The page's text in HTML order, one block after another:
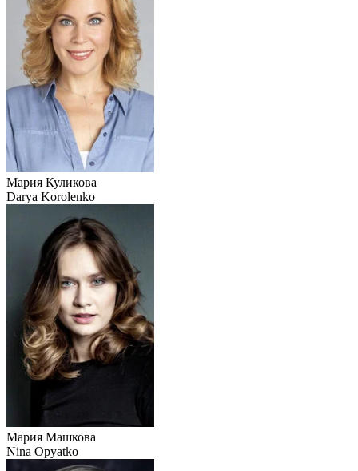
Мария Куликова
Darya Korolenko
Мария Машкова
Nina Opyatko